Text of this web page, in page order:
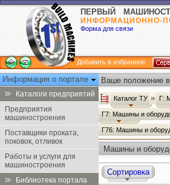
ПЕРВЫЙ
ИНФОРМАЦИОННО-
Форма для связи
Добавить в избранное
Информация о портале
Каталоги предприятий
Предприятия
машиностроения
Поставщики проката,
поковок, отливок
Работы и услуги для
машиностроения
Библиотека портала
Ваше положение
Каталог ТУ Г:
Г7: Машины и
Г76: Машины и
Машины и
промышленности
Сортировка